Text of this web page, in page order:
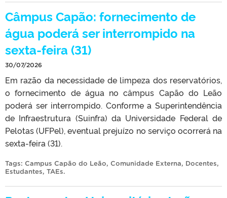
Câmpus Capão: fornecimento de
água poderá ser interrompido na
sexta-feira (31)
30/07/2026
Em razão da necessidade de limpeza dos reservatórios,
o fornecimento de água no câmpus Capão do Leão
poderá ser interrompido. Conforme a Superintendência
de Infraestrutura (Suinfra) da Universidade Federal de
Pelotas (UFPel), eventual prejuízo no serviço ocorrerá na
sexta-feira (31).
Tags: Campus Capão do Leão, Comunidade Externa, Docentes,
Estudantes, TAEs.